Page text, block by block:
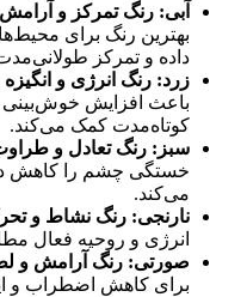
آبی: رنگ تمرکز و آرامش
بهترین رنگ برای
داده و تمرکز
زرد: رنگ انرژی و انگیزه
باعث افزایش
کوتاه‌مدت کمک می‌کند.
سبز: رنگ تعادل و
خستگی چشم را کاهش
می‌کند.
نارنجی: رنگ نشاط و
انرژی و روحیه فعال
صورتی: رنگ آرامش و
برای کاهش اضطراب و